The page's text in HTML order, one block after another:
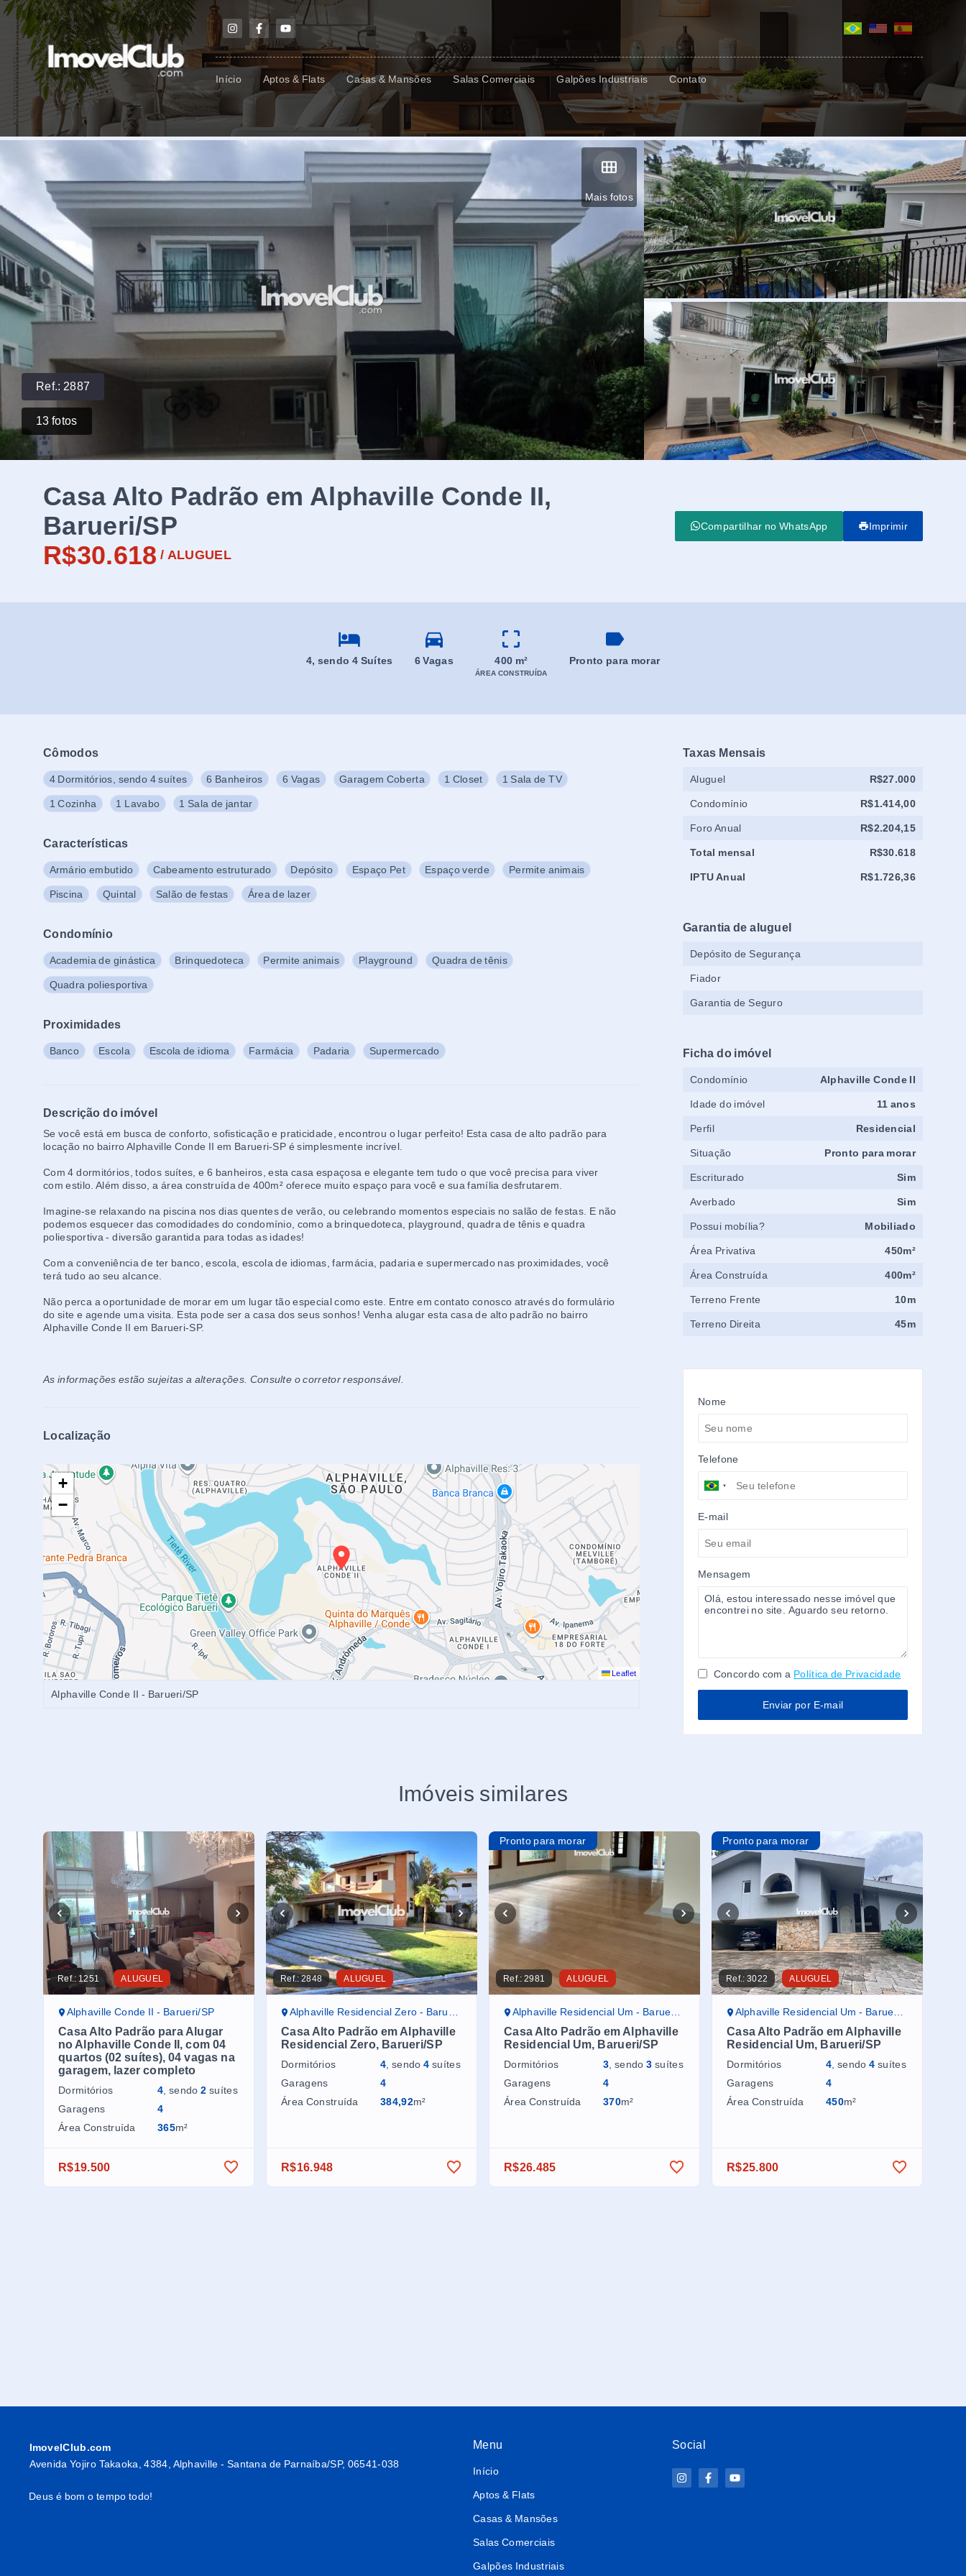
Início Aptos & Flats Casas & Mansões Salas Comerciais Galpões Industriais Contato
Ref.: 2887
13 fotos
Mais fotos
Casa Alto Padrão em Alphaville Conde II,
Barueri/SP
R$30.618 / ALUGUEL
Compartilhar no WhatsApp Imprimir
4, sendo 4 Suítes 6 Vagas 400 m²
ÁREA CONSTRUÍDA
Pronto para morar
Cômodos
4 Dormitórios, sendo 4 suítes 6 Banheiros 6 Vagas Garagem Coberta 1 Closet 1 Sala de TV
1 Cozinha 1 Lavabo 1 Sala de jantar
Características
Armário embutido Cabeamento estruturado Depósito Espaço Pet Espaço verde Permite animais
Piscina Quintal Salão de festas Área de lazer
Condomínio
Academia de ginástica Brinquedoteca Permite animais Playground Quadra de tênis
Quadra poliesportiva
Proximidades
Banco Escola Escola de idioma Farmácia Padaria Supermercado
Descrição do imóvel
Se você está em busca de conforto, sofisticação e praticidade, encontrou o lugar perfeito! Esta casa de alto padrão para
locação no bairro Alphaville Conde II em Barueri-SP é simplesmente incrível.
Com 4 dormitórios, todos suítes, e 6 banheiros, esta casa espaçosa e elegante tem tudo o que você precisa para viver
com estilo. Além disso, a área construída de 400m² oferece muito espaço para você e sua família desfrutarem.
Imagine-se relaxando na piscina nos dias quentes de verão, ou celebrando momentos especiais no salão de festas. E não
podemos esquecer das comodidades do condomínio, como a brinquedoteca, playground, quadra de tênis e quadra
poliesportiva - diversão garantida para todas as idades!
Com a conveniência de ter banco, escola, escola de idiomas, farmácia, padaria e supermercado nas proximidades, você
terá tudo ao seu alcance.
Não perca a oportunidade de morar em um lugar tão especial como este. Entre em contato conosco através do formulário
do site e agende uma visita. Esta pode ser a casa dos seus sonhos! Venha alugar esta casa de alto padrão no bairro
Alphaville Conde II em Barueri-SP.
As informações estão sujeitas a alterações. Consulte o corretor responsável.
Localização
+
−
Leaflet
Alphaville Conde II - Barueri/SP
Taxas Mensais
Aluguel R$27.000
Condomínio R$1.414,00
Foro Anual R$2.204,15
Total mensal R$30.618
IPTU Anual R$1.726,36
Garantia de aluguel
Depósito de Segurança
Fiador
Garantia de Seguro
Ficha do imóvel
Condomínio Alphaville Conde II
Idade do imóvel 11 anos
Perfil Residencial
Situação Pronto para morar
Escriturado Sim
Averbado Sim
Possui mobília? Mobiliado
Área Privativa 450m²
Área Construída 400m²
Terreno Frente 10m
Terreno Direita 45m
Nome
Telefone
E-mail
Mensagem
Concordo com a Política de Privacidade
Enviar por E-mail
Imóveis similares
Ref.:1251 ALUGUEL
Alphaville Conde II - Barueri/SP
Casa Alto Padrão para Alugar
no Alphaville Conde II, com 04
quartos (02 suítes), 04 vagas na
garagem, lazer completo
Dormitórios 4, sendo2 suítes
Garagens
4
Área Construída
365m²
R$19.500
Ref.:2848 ALUGUEL
Alphaville Residencial Zero - Barueri/SP
Casa Alto Padrão em Alphaville
Residencial Zero, Barueri/SP
Dormitórios 4, sendo4 suítes
Garagens
4
Área Construída
384,92m²
R$16.948
Pronto para morar
Ref.:2981 ALUGUEL
Alphaville Residencial Um - Barueri/SP
Casa Alto Padrão em Alphaville
Residencial Um, Barueri/SP
Dormitórios 3, sendo3 suítes
Garagens
4
Área Construída
370m²
R$26.485
Pronto para morar
Ref.:3022 ALUGUEL
Alphaville Residencial Um - Barueri/SP
Casa Alto Padrão em Alphaville
Residencial Um, Barueri/SP
Dormitórios 4, sendo4 suítes
Garagens
4
Área Construída
450m²
R$25.800
ImovelClub.com
Avenida Yojiro Takaoka, 4384, Alphaville - Santana de Parnaíba/SP, 06541-038
Deus é bom o tempo todo!
Menu
Início
Aptos & Flats
Casas & Mansões
Salas Comerciais
Galpões Industriais
Social